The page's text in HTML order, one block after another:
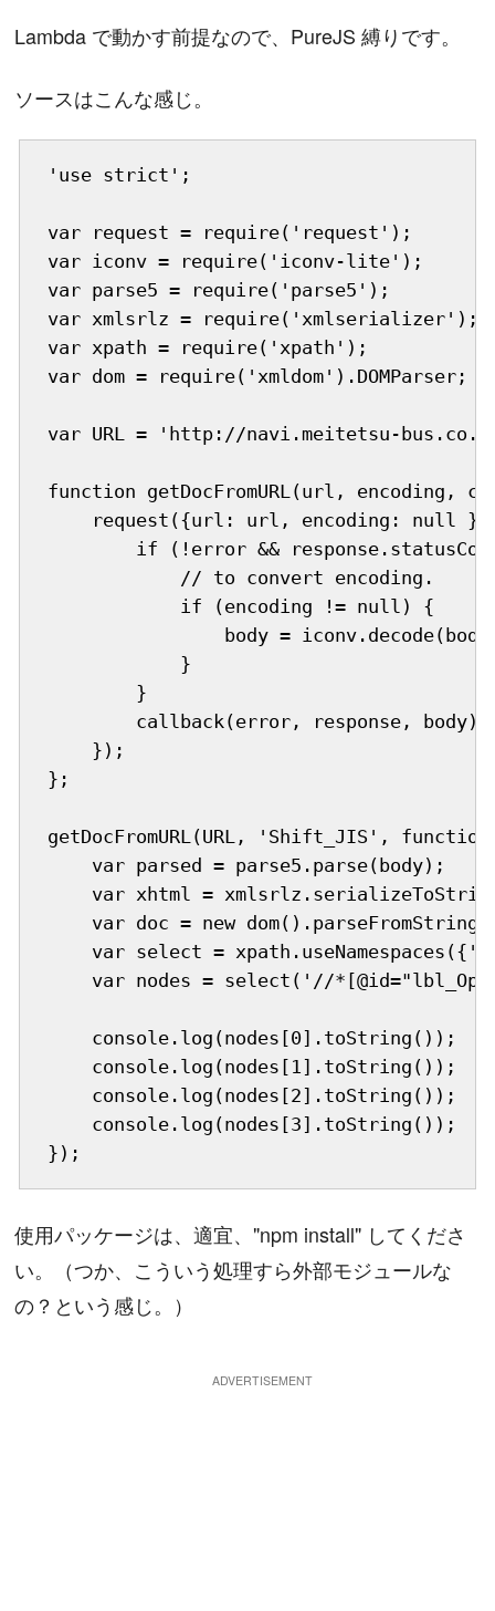
Lambda で動かす前提なので、PureJS 縛りです。
ソースはこんな感じ。
'use strict';
var request = require('request');
var iconv = require('iconv-lite');
var parse5 = require('parse5');
var xmlsrlz = require('xmlserializer');
var xpath = require('xpath');
var dom = require('xmldom').DOMParser;
var URL = 'http://navi.meitetsu-bus.co.jp/
function getDocFromURL(url, encoding,
request({url: url, encoding: null
if (!error &&
            // to convert encoding.
            if (encoding != null) {
body =
            }
        }
        callback(error, response, body);
    });
};
getDocFromURL(URL, 'Shift_JIS',
    var parsed = parse5.parse(body);
var xhtml =
var doc = new
var select =
var nodes = select('//
    console.log(nodes[0].toString());
    console.log(nodes[1].toString());
    console.log(nodes[2].toString());
    console.log(nodes[3].toString());
});
使用パッケージは、適宜、"npm install" してくださ
い。（つか、こういう処理すら外部モジュールな
の？という感じ。）